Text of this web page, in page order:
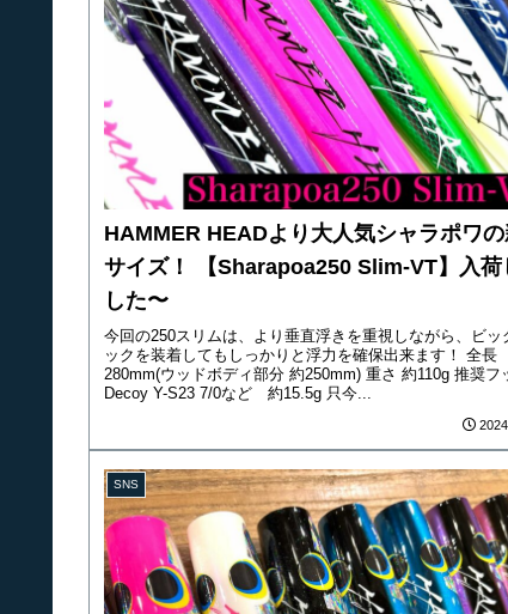
HAMMER HEADより大人気シャラポワ
サイズ！ 【Sharapoa250 Slim-VT】入荷
した〜
今回の250スリムは、より垂直浮きを重視しながら、ビッ
ックを装着してもしっかりと浮力を確保出来ます！ 全長
280mm(ウッドボディ部分 約250mm) 重さ 約110g 推奨フ
Decoy Y-S23 7/0など 約15.5g 只今...
SNS